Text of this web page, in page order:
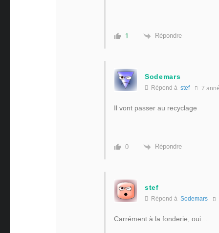
1 Répondre
Sodemars
Répond à stef 7
Il vont passer au recyclage
0 Répondre
stef
Répond à Sodemars
Carrément à la fonderie, oui…